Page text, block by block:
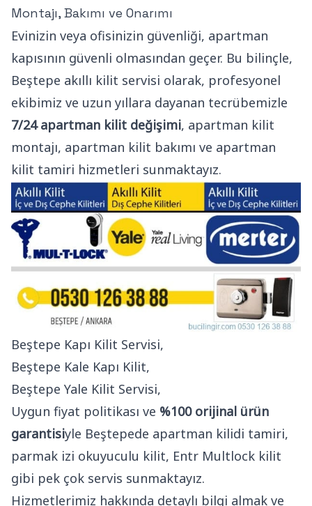
Montajı, Bakımı ve Onarımı
Evinizin veya ofisinizin güvenliği, apartman
kapısının güvenli olmasından geçer. Bu bilinçle,
Beştepe akıllı kilit servisi olarak, profesyonel
ekibimiz ve uzun yıllara dayanan tecrübemizle
7/24 apartman kilit değişimi, apartman kilit
montajı, apartman kilit bakımı ve apartman
kilit tamiri hizmetleri sunmaktayız.
Beştepe Kapı Kilit Servisi,
Beştepe Kale Kapı Kilit,
Beştepe Yale Kilit Servisi,
Uygun fiyat politikası ve %100 orijinal ürün
garantisiyle Beştepede apartman kilidi tamiri,
parmak izi okuyuculu kilit, Entr Multlock kilit
gibi pek çok servis sunmaktayız.
Hizmetlerimiz hakkında detaylı bilgi almak ve